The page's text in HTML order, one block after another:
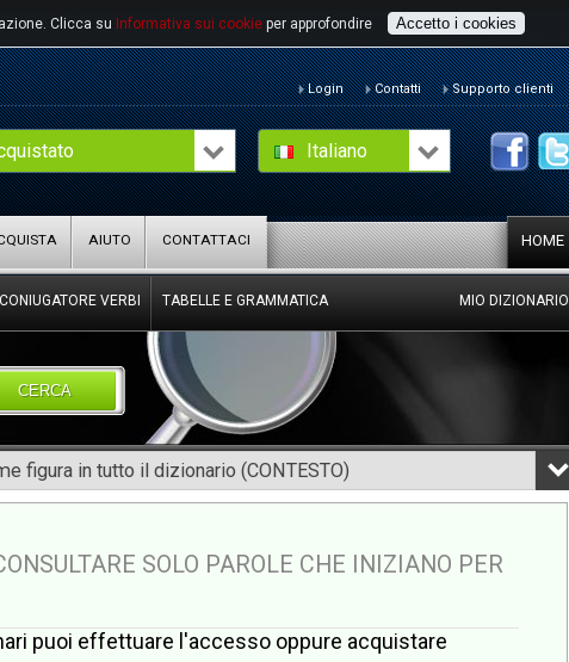
Clicca su Informativa sui cookie per approfondire Accetto i cookies
Italiano
Login Contatti Supporto clienti
HOME
AIUTO CONTATTACI
CONIUGATORE VERBI TABELLE E GRAMMATICA MIO DIZIONARIO
CERCA
figura in tutto il dizionario (CONTESTO)
SOLO PAROLE CHE INIZIANO PER
puoi effettuare l'accesso oppure acquistare